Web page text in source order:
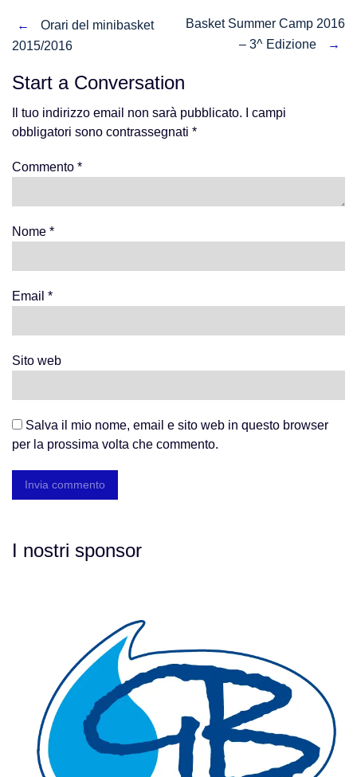
Post
←
Orari del minibasket
2015/2016
Basket Summer Camp 2016
– 3^ Edizione
→
Start a Conversation
Il tuo indirizzo email non sarà pubblicato.
I campi
obbligatori sono contrassegnati *
Commento *
Nome *
Email *
Sito web
Salva il mio nome, email e sito web in questo browser
per la prossima volta che commento.
I nostri sponsor